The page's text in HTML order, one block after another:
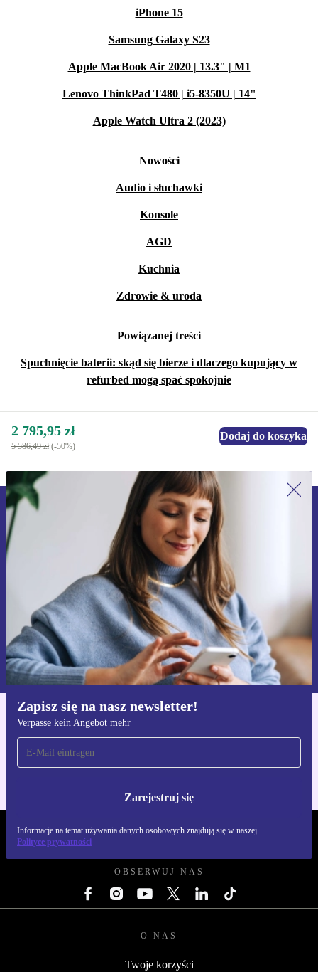
iPhone 15
Samsung Galaxy S23
Apple MacBook Air 2020 | 13.3" | M1
Lenovo ThinkPad T480 | i5-8350U | 14"
Apple Watch Ultra 2 (2023)
Nowości
Audio i słuchawki
Konsole
AGD
Kuchnia
Zdrowie & uroda
Powiązanej treści
Spuchnięcie baterii: skąd się bierze i dlaczego kupujący w
refurbed mogą spać spokojnie
2 795,95 zł
5 586,49 zł (-50%)
Dodaj do koszyka
Zapisz się na nasz newsletter!
Verpasse kein Angebot mehr
Zarejestruj się
Informacje na temat używania danych osobowych znajdują się w naszej
Polityce prywatności
Zapisz się na nasz newsletter!
Nie przegap żadnej oferty.
Zarejestruj się
Informacje na temat używania danych osobowych znajdują się w
naszejPolityce prywatności
Pobierz aplikację refurbed
Dla iOS i Android
REFURBED POLSKA - RETHINK NEW.
OBSERWUJ NAS
O NAS
Twoje korzyści